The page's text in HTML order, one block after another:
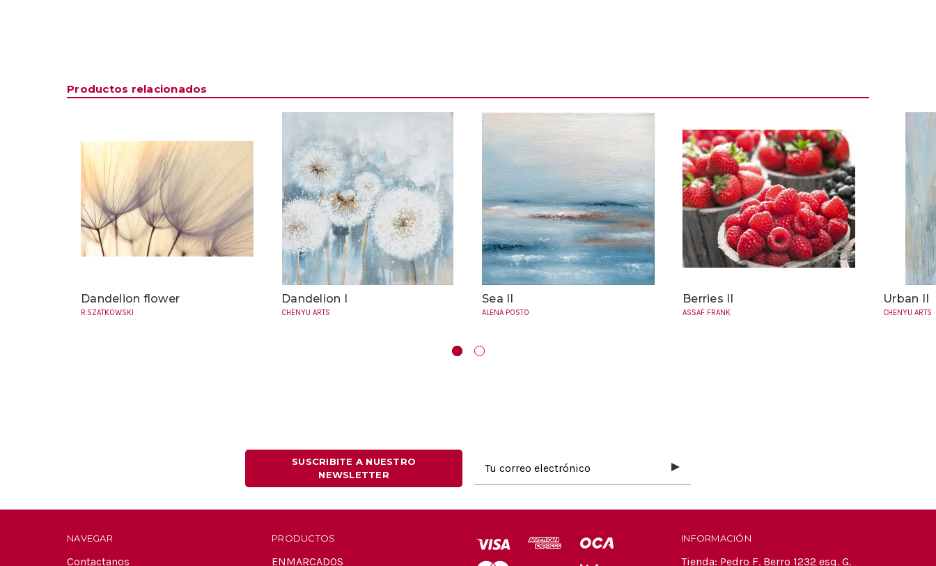
Productos relacionados
Dandelion flower
R.SZATKOWSKI
Dandelion I
CHENYU ARTS
Sea II
ALENA POSTO
Berries II
ASSAF FRANK
Urban II
CHENYU ARTS
SUSCRIBITE A NUESTRO
NEWSLETTER
electrónico
NAVEGAR
Contactanos
PRODUCTOS
ENMARCADOS
INFORMACIÓN
Tienda: Pedro F. Berro 1232 esq. G.